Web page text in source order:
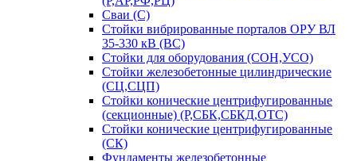
Сваи (С)
Стойки вибрированные порталов ОРУ ВЛ
35-330 кВ (ВС)
Стойки для оборудования (СОН,УСО)
Стойки железобетонные цилиндрические
(СЦ,СЦП)
Стойки конические центрифугированные
(секционные) (Р,СБК,СБКД,ОТС)
Стойки конические центрифугированные
(СК)
Фундаменты железобетонные